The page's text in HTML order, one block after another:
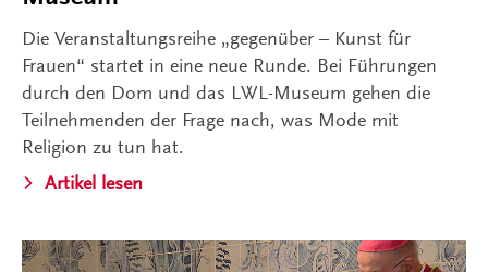
Die Veranstaltungsreihe „gegenüber – Kunst für
Frauen“ startet in eine neue Runde. Bei Führungen
durch den Dom und das LWL-Museum gehen die
Teilnehmenden der Frage nach, was Mode mit
Religion zu tun hat.
Artikel lesen